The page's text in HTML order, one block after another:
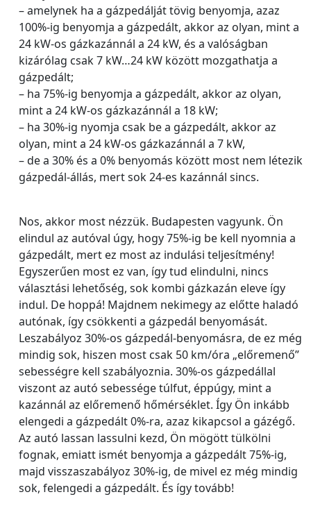
– amelynek ha a gázpedálját tövig benyomja, azaz
100%-ig benyomja a gázpedált, akkor az olyan, mint a
24 kW-os gázkazánnál a 24 kW, és a valóságban
kizárólag csak 7 kW…24 kW között mozgathatja a
gázpedált;
– ha 75%-ig benyomja a gázpedált, akkor az olyan,
mint a 24 kW-os gázkazánnál a 18 kW;
– ha 30%-ig nyomja csak be a gázpedált, akkor az
olyan, mint a 24 kW-os gázkazánnál a 7 kW,
– de a 30% és a 0% benyomás között most nem létezik
gázpedál-állás, mert sok 24-es kazánnál sincs.
Nos, akkor most nézzük. Budapesten vagyunk. Ön
elindul az autóval úgy, hogy 75%-ig be kell nyomnia a
gázpedált, mert ez most az indulási teljesítmény!
Egyszerűen most ez van, így tud elindulni, nincs
választási lehetőség, sok kombi gázkazán eleve így
indul. De hoppá! Majdnem nekimegy az előtte haladó
autónak, így csökkenti a gázpedál benyomását.
Leszabályoz 30%-os gázpedál-benyomásra, de ez még
mindig sok, hiszen most csak 50 km/óra „előremenő”
sebességre kell szabályoznia. 30%-os gázpedállal
viszont az autó sebessége túlfut, éppúgy, mint a
kazánnál az előremenő hőmérséklet. Így Ön inkább
elengedi a gázpedált 0%-ra, azaz kikapcsol a gázégő.
Az autó lassan lassulni kezd, Ön mögött tülkölni
fognak, emiatt ismét benyomja a gázpedált 75%-ig,
majd visszaszabályoz 30%-ig, de mivel ez még mindig
sok, felengedi a gázpedált. És így tovább!